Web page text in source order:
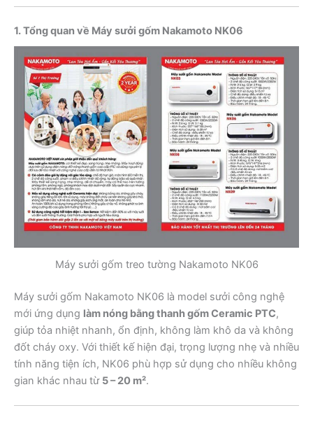
1. Tổng quan về Máy sưởi gốm Nakamoto NK06
Máy sưởi gốm treo tường Nakamoto NK06
Máy sưởi gốm Nakamoto NK06 là model sưởi công nghệ
mới ứng dụng làm nóng bằng thanh gốm Ceramic PTC,
giúp tỏa nhiệt nhanh, ổn định, không làm khô da và không
đốt cháy oxy. Với thiết kế hiện đại, trọng lượng nhẹ và nhiều
tính năng tiện ích, NK06 phù hợp sử dụng cho nhiều không
gian khác nhau từ 5 – 20 m².